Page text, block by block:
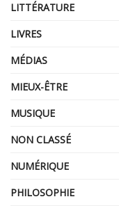
LITTÉRATURE
LIVRES
MÉDIAS
MIEUX-ÊTRE
MUSIQUE
NON CLASSÉ
NUMÉRIQUE
PHILOSOPHIE